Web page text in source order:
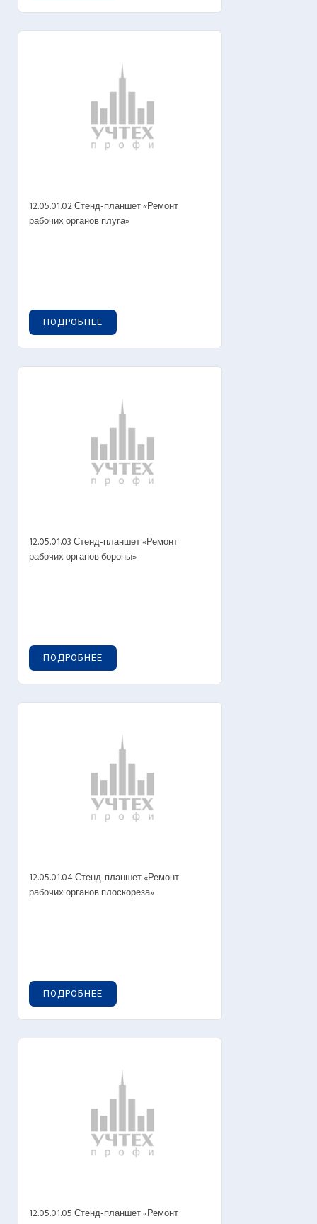
12.05.01.02 Стенд-планшет «Ремонт
рабочих органов плуга»
ПОДРОБНЕЕ
12.05.01.03 Стенд-планшет «Ремонт
рабочих органов бороны»
ПОДРОБНЕЕ
12.05.01.04 Стенд-планшет «Ремонт
рабочих органов плоскореза»
ПОДРОБНЕЕ
12.05.01.05 Стенд-планшет «Ремонт